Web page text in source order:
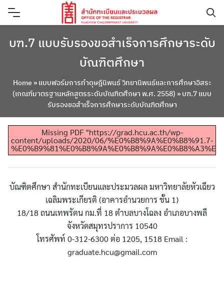
Skip
สำหรับ:
บฑ.7 แบบรับรองขอสำเร็จการศึกษาระดับ
บัณฑิตศึกษา
Home» แบบฟอร์มการทำดุษฎีนิพนธ์ วิทยานิพนธ์และการศึกษาอิสระ
(เกณฑ์มาตรฐานหลักสูตรระดับบัณฑิตศึกษา พ.ศ. 2558) » บฑ.7 แบบ
รับรองขอสำเร็จการศึกษาระดับบัณฑิตศึกษา
Missing PDF "https://grad.hcu.ac.th/wp-
content/uploads/2020/06/%E0%B8%9A%E0%B8%91.7-
บัณฑิตศึกษา สำนักทะเบียนและประมวลผล มหาวิทยาลัยหัวเฉียว
เฉลิมพระเกียรติ (อาคารอำนวยการ ชั้น 1)
18/18 ถนนเทพรัตน กม.ที่ 18 ตำบลบางโฉลง อำเภอบางพลี
จังหวัดสมุทรปราการ 10540
โทรศัพท์ 0-312-6300 ต่อ 1205, 1518 Email :
graduate.hcu@gmail.com